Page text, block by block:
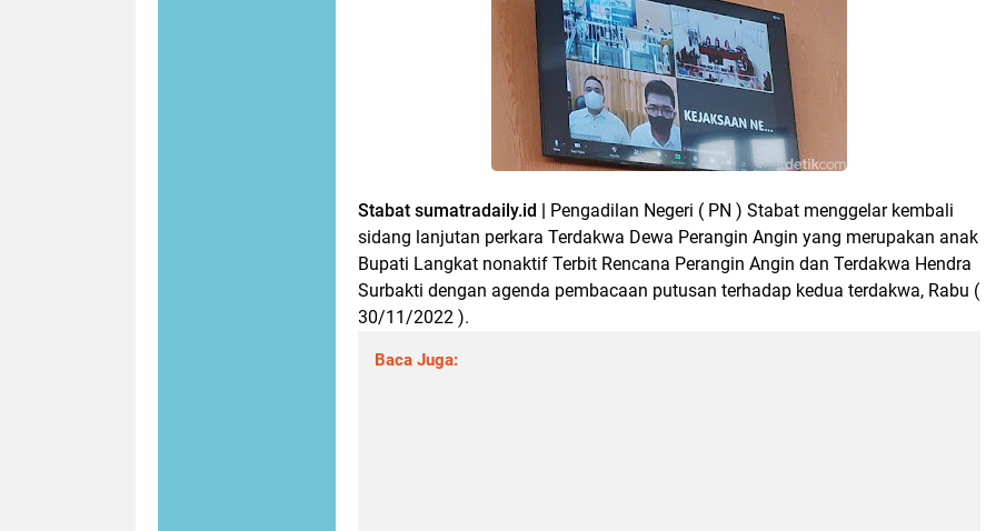
Stabat sumatradaily.id | Pengadilan Negeri ( PN ) Stabat menggelar kembali
sidang lanjutan perkara Terdakwa Dewa Perangin Angin yang merupakan anak
Bupati Langkat nonaktif Terbit Rencana Perangin Angin dan Terdakwa Hendra
Surbakti dengan agenda pembacaan putusan terhadap kedua terdakwa, Rabu (
30/11/2022 ).
Baca Juga: